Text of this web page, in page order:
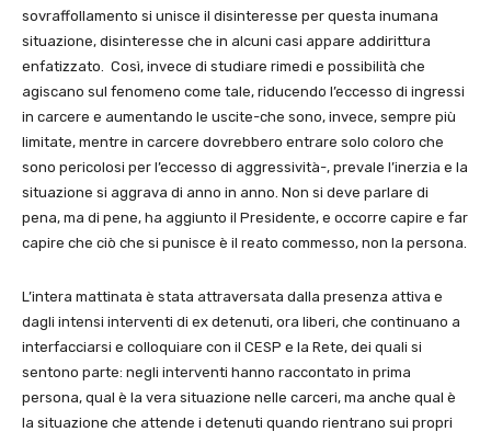
sovraffollamento si unisce il disinteresse per questa inumana
situazione, disinteresse che in alcuni casi appare addirittura
enfatizzato. Così, invece di studiare rimedi e possibilità che
agiscano sul fenomeno come tale, riducendo l’eccesso di ingressi
in carcere e aumentando le uscite-che sono, invece, sempre più
limitate, mentre in carcere dovrebbero entrare solo coloro che
sono pericolosi per l’eccesso di aggressività-, prevale l’inerzia e la
situazione si aggrava di anno in anno. Non si deve parlare di
pena, ma di pene, ha aggiunto il Presidente, e occorre capire e far
capire che ciò che si punisce è il reato commesso, non la persona.
L’intera mattinata è stata attraversata dalla presenza attiva e
dagli intensi interventi di ex detenuti, ora liberi, che continuano a
interfacciarsi e colloquiare con il CESP e la Rete, dei quali si
sentono parte: negli interventi hanno raccontato in prima
persona, qual è la vera situazione nelle carceri, ma anche qual è
la situazione che attende i detenuti quando rientrano sui propri